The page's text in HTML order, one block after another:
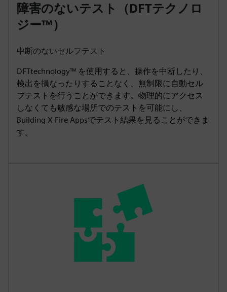
障害のないテスト（DFTテクノロ
ジー™）
中断のないセルフテスト
DFTtechnology™ を使用すると、操作を中断したり、
検出を損なったりすることなく、無制限に自動セル
フテストを行うことができます。物理的にアクセス
しなくても敏感な場所でのテストを可能にし、
Building X Fire Appsでテスト結果を見ることができま
す。